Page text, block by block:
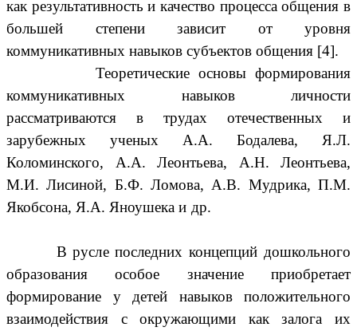
как результативность и качество процесса общения в
большей степени зависит от уровня
коммуникативных навыков субъектов общения [4].
Теоретические основы формирования
коммуникативных навыков личности
рассматриваются в трудах отечественных и
зарубежных ученых А.А. Бодалева, Я.Л.
Коломинского, А.А. Леонтьева, А.Н. Леонтьева,
М.И. Лисиной, Б.Ф. Ломова, А.В. Мудрика, П.М.
Якобсона, Я.А. Яноушека и др.
В русле последних концепций дошкольного
образования особое значение приобретает
формирование у детей навыков положительного
взаимодействия с окружающими как залога их